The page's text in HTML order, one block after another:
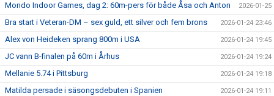
Mondo Indoor Games, dag 2: 60m-pers för både Åsa och Anton 2026-01-25
Bra start i Veteran-DM – sex guld, ett silver och fem brons 2026-01-24 23:46
Alex von Heideken sprang 800m i USA 2026-01-24 19:45
JC vann B-finalen på 60m i Århus 2026-01-24 19:24
Mellanie 5.74 i Pittsburg 2026-01-24 19:18
Matilda persade i säsongsdebuten i Spanien 2026-01-24 19:11